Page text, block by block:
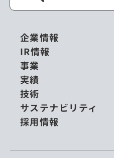
企業情報
IR情報
事業
実績
技術
サステナビリティ
採用情報